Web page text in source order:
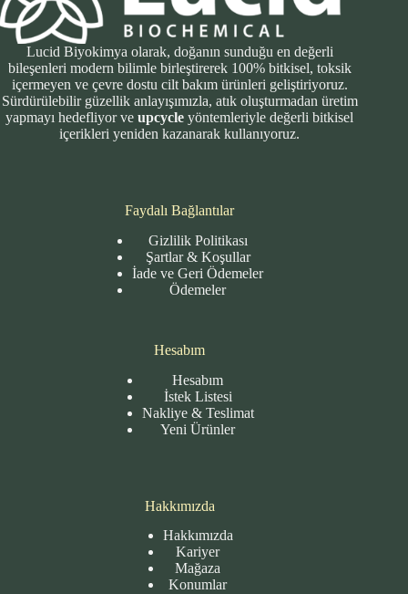
Lucid Biyokimya olarak, doğanın sunduğu en değerli
bileşenleri modern bilimle birleştirerek 100% bitkisel, toksik
içermeyen ve çevre dostu cilt bakım ürünleri geliştiriyoruz.
Sürdürülebilir güzellik anlayışımızla, atık oluşturmadan üretim
yapmayı hedefliyor veupcycle yöntemleriyle değerli bitkisel
içerikleri yeniden kazanarak kullanıyoruz.
Faydalı Bağlantılar
Gizlilik Politikası
Şartlar & Koşullar
İade ve Geri Ödemeler
Ödemeler
Hesabım
Hesabım
İstek Listesi
Nakliye & Teslimat
Yeni Ürünler
Hakkımızda
Hakkımızda
Kariyer
Mağaza
Konumlar